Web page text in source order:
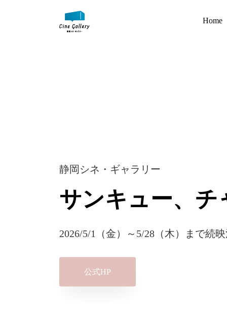
Home
静岡シネ・ギャラリー
サンキュー、チ
2026/5/1（金）～5/28（木）まで続
公式HP